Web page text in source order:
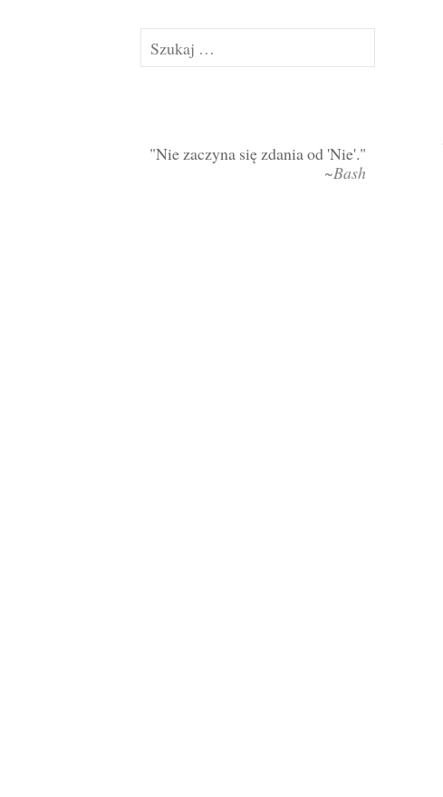
Szukaj:
Nie zaczyna się zdania od 'Nie'.
~Bash